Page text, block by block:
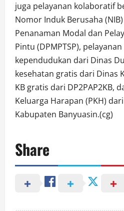
juga pelayanan kolaboratif
Nomor Induk Berusaha
Penanaman Modal dan
Pintu (DPMPTSP),
kependudukan dari Dinas
kesehatan gratis dari Dinas
KB gratis dari DP2PAP2KB,
Keluarga Harapan (PKH)
Kabupaten Banyuasin.(cg)
Share